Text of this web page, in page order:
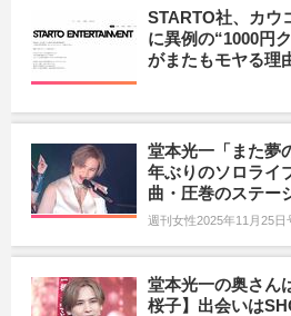
STARTO社、カウ
に異例の“1000円
がまたもモヤる理
堂本光一「また夢
年ぶりのソロライ
曲・圧巻のステー
週刊女性2025年11月25日
堂本光一の奥さん
桜子】出会いは